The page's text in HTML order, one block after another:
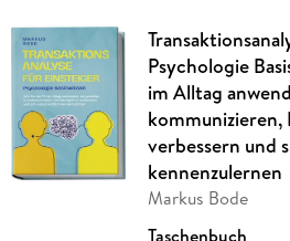
Psychologie
im Alltag
kommunizieren,
verbessern und
kennenzulernen
Markus Bode
Taschenbuch